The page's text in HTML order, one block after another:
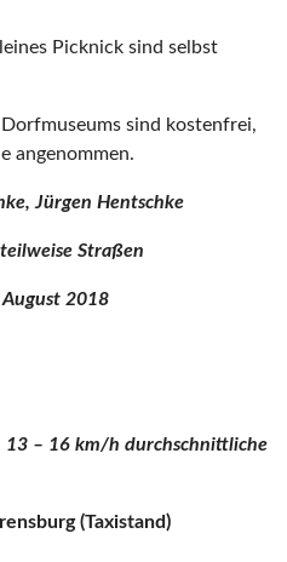
Picknick sind selbst
sind kostenfrei,
angenommen.
Hentschke
Straßen
2018
– 16 km/h durchschnittliche
(Taxistand)